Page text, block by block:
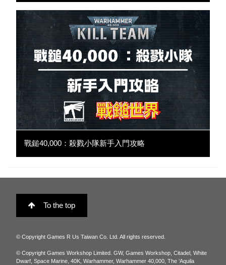
戰鎚40,000：殺戮小隊新手入門攻略
To the top
© Copyright Games R Us Taiwan Co. Ltd. All rights reserved.
© Copyright Games Workshop Limited. GW, Games Workshop, Citadel, White
Dwarf, Space Marine, 40K, Warhammer, Warhammer 40,000, The ‘Aquila